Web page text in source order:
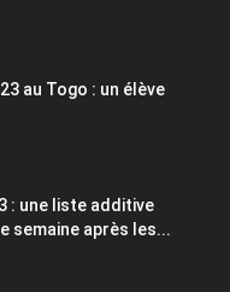
au Togo : un élève
: une liste additive
semaine après les...